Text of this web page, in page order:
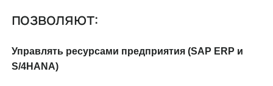
позволяют:
Управлять ресурсами предприятия (SAP ERP и
S/4HANA)